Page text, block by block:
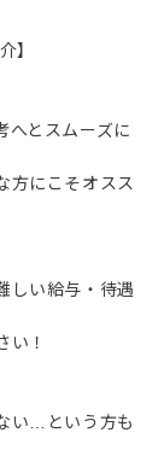
】
へとスムーズに
方にこそオスス
しい給与・待遇
い！
い…という方も